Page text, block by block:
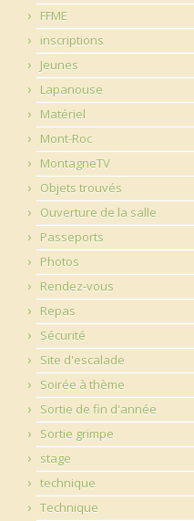
FFME
inscriptions
Jeunes
Lapanouse
Matériel
Mont-Roc
MontagneTV
Objets trouvés
Ouverture de la salle
Passeports
Photos
Rendez-vous
Repas
Sécurité
Site d'escalade
Soirée à thème
Sortie de fin d'année
Sortie grimpe
stage
technique
Technique